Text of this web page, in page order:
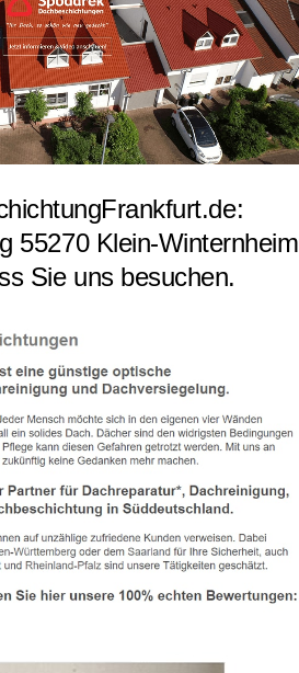
55270 Klein-Winternheim
Sie uns besuchen.